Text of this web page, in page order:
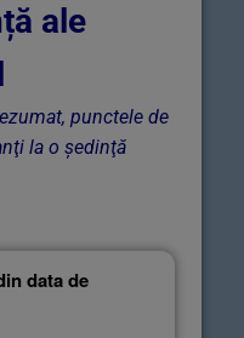
ale
punctele de
la o şedinţă
data de